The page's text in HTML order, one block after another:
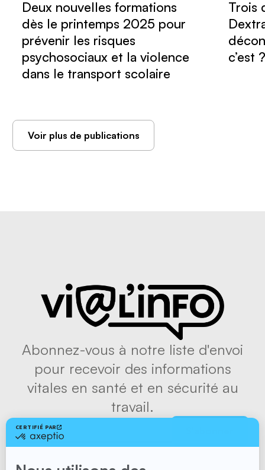
Deux nouvelles formations
dès le printemps 2025 pour
prévenir les risques
psychosociaux et la violence
dans le transport scolaire
Trois
c’est ?
Voir plus de publications
Abonnez-vous à notre liste d'envoi
pour recevoir des informations
vitales en santé et en sécurité au
travail.